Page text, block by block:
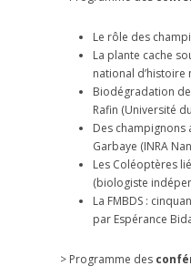
Le rôle des
La plante cache
national d’histoire
Biodégradation
Rafin (Université
Des champignons
Garbaye (INRA
Les Coléoptères
(biologiste
La FMBDS :
par Espérance
> Programme des